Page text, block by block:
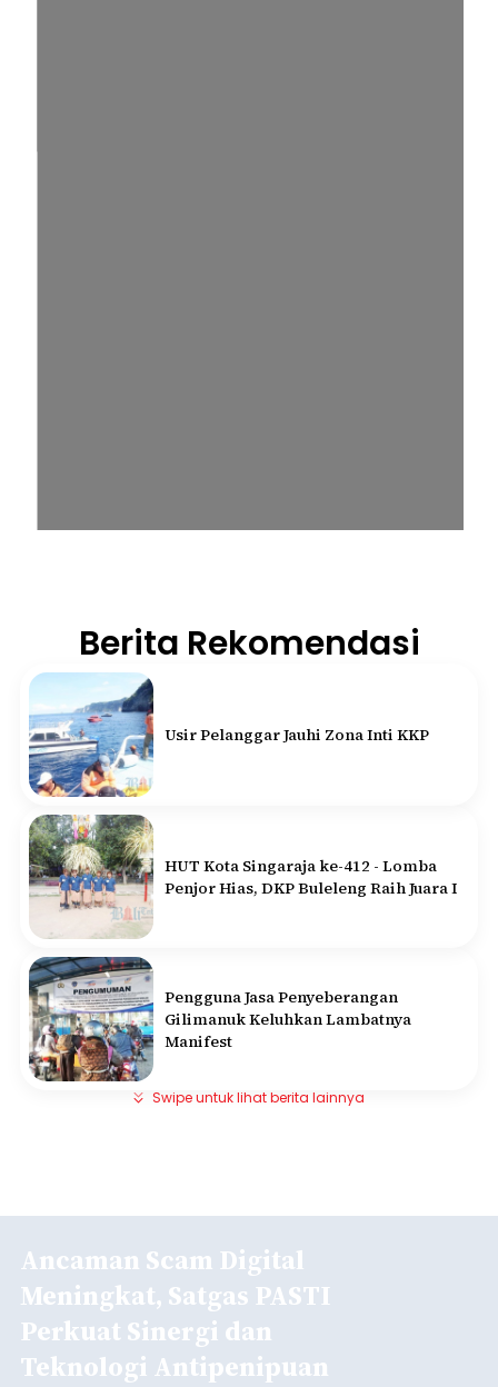
Berita Rekomendasi
Usir Pelanggar Jauhi Zona Inti KKP
HUT Kota Singaraja ke-412 - Lomba
Penjor Hias, DKP Buleleng Raih Juara I
Pengguna Jasa Penyeberangan
Gilimanuk Keluhkan Lambatnya
Manifest
Swipe untuk lihat berita lainnya
Ancaman Scam Digital
Meningkat, Satgas PASTI
Perkuat Sinergi dan
Teknologi Antipenipuan